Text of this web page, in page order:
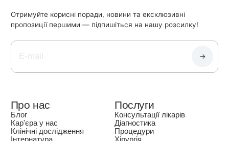
Отримуйте корисні поради, новини та ексклюзивні
пропозиції першими — підпишіться на нашу розсилку!
Про нас
Блог
Кар'єра у нас
Клінічні дослідження
Інтернатура
Послуги
Консультації лікарів
Діагностика
Процедури
Хірургія